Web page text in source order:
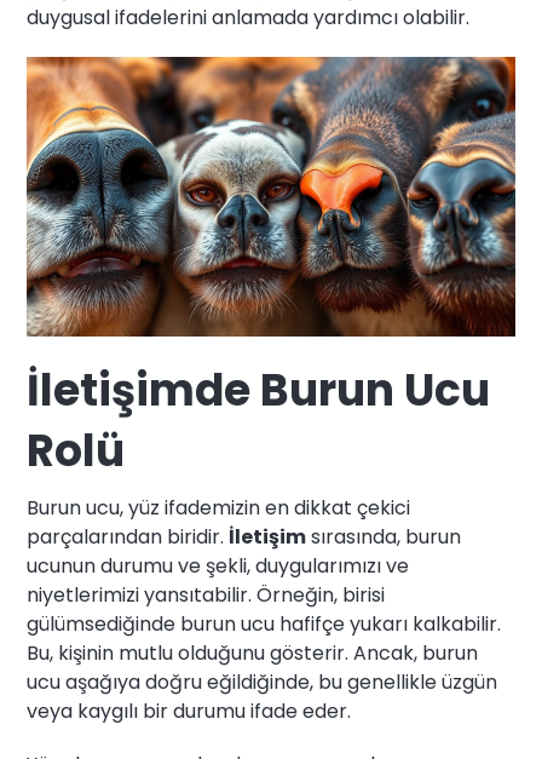
duygusal ifadelerini anlamada yardımcı olabilir.
İletişimde Burun Ucu
Rolü
Burun ucu, yüz ifademizin en dikkat çekici
parçalarından biridir. İletişimsırasında, burun
ucunun durumu ve şekli, duygularımızı ve
niyetlerimizi yansıtabilir. Örneğin, birisi
gülümsediğinde burun ucu hafifçe yukarı kalkabilir.
Bu, kişinin mutlu olduğunu gösterir. Ancak, burun
ucu aşağıya doğru eğildiğinde, bu genellikle üzgün
veya kaygılı bir durumu ifade eder.